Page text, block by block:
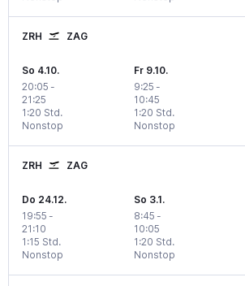
ZRH ZAG
So 4.10.
20:05 -
21:25
Nonstop
1:20 Std.
Fr 9.10.
9:25 -
10:45
Nonstop
1:20 Std.
ZRH ZAG
Do 24.12.
19:55 -
21:10
Nonstop
1:15 Std.
So 3.1.
8:45 -
10:05
Nonstop
1:20 Std.